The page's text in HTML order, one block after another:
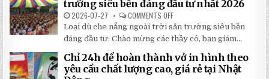
TAY
TIẾT
2026:
5
BÍ
MẬT
GIÚP
BẠN
TIẾT
trường siêu bền đáng đầu tư nhất 2026
2026-07-27 COMMENTS OFF
TOP
5
LOẠI
DÙ
CHE
NẮNG
NGOÀI
TRỜI
Loại dù che nắng ngoài trời sân trường siêu bền
đáng đầu tư: Chào mừng các thầy cô, ban giám...
Chỉ 24h để hoàn thành vở in hình theo
yêu cầu chất lượng cao, giá rẻ tại Nhật